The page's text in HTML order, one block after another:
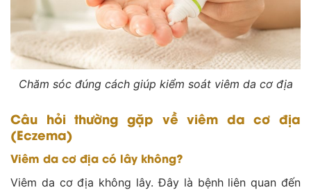
Chăm sóc đúng cách giúp kiểm soát viêm da cơ địa
Câu hỏi thường gặp về viêm da cơ địa
(Eczema)
Viêm da cơ địa có lây không?
Viêm da cơ địa không lây. Đây là bệnh liên quan đến